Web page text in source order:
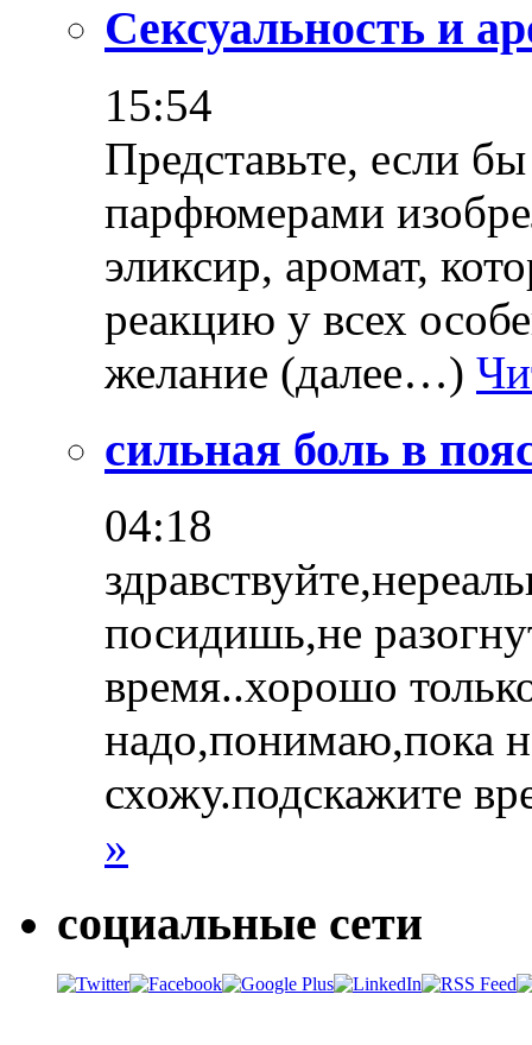
Сексуальность и
15:54
Представьте, если
парфюмерами
эликсир, аромат,
реакцию у всех
желание (далее…)
сильная боль в
04:18
посидишь,не
время..хорошо
надо,понимаю,пока
схожу.подскажите
»
социальные сети